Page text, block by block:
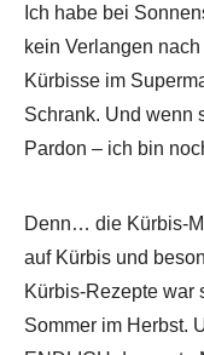
Ich habe bei
kein Verlangen
Kürbisse im
Schrank. Und wenn
Pardon – ich bin
Denn… die Kürbis-
auf Kürbis und
Kürbis-Rezepte war
Sommer im Herbst.